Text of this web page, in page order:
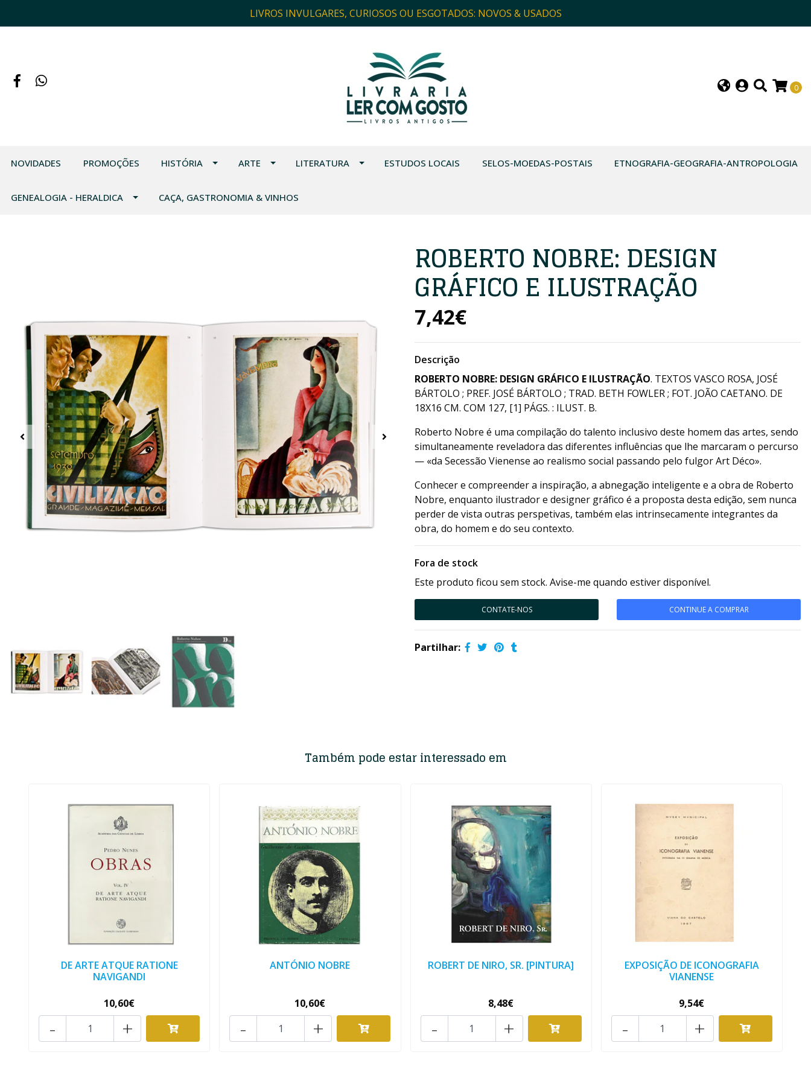
LIVROS INVULGARES, CURIOSOS OU ESGOTADOS: NOVOS & USADOS
0
NOVIDADES PROMOÇÕES HISTÓRIA ARTE LITERATURA ESTUDOS LOCAIS SELOS-MOEDAS-POSTAIS ETNOGRAFIA-GEOGRAFIA-ANTROPOLOGIA
GENEALOGIA - HERALDICA CAÇA, GASTRONOMIA & VINHOS
ROBERTO NOBRE: DESIGN
GRÁFICO E ILUSTRAÇÃO
7,42€
Descrição
ROBERTO NOBRE: DESIGN GRÁFICO E ILUSTRAÇÃO. TEXTOS VASCO ROSA, JOSÉ
BÁRTOLO ; PREF. JOSÉ BÁRTOLO ; TRAD. BETH FOWLER ; FOT. JOÃO CAETANO. DE
18X16 CM. COM 127, [1] PÁGS. : ILUST. B.
Roberto Nobre é uma compilação do talento inclusivo deste homem das artes, sendo
simultaneamente reveladora das diferentes influências que lhe marcaram o percurso
— «da Secessão Vienense ao realismo social passando pelo fulgor Art Déco».
Conhecer e compreender a inspiração, a abnegação inteligente e a obra de Roberto
Nobre, enquanto ilustrador e designer gráfico é a proposta desta edição, sem nunca
perder de vista outras perspetivas, também elas intrinsecamente integrantes da
obra, do homem e do seu contexto.
Fora de stock
Este produto ficou sem stock. Avise-me quando estiver disponível.
CONTATE-NOS CONTINUE A COMPRAR
Partilhar:
Também pode estar interessado em
DE ARTE ATQUE RATIONE
NAVIGANDI
10,60€
+
-
ANTÓNIO NOBRE
10,60€
+
-
ROBERT DE NIRO, SR. [PINTURA]
8,48€
+
-
EXPOSIÇÃO DE ICONOGRAFIA
VIANENSE
9,54€
+
-